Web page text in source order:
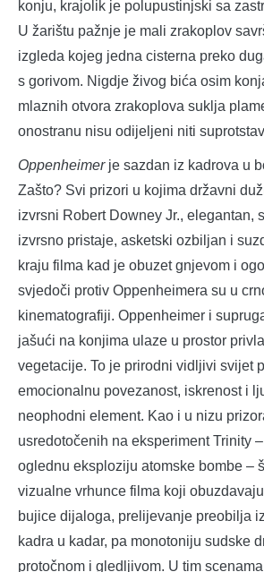
konju, krajolik je polupustinjski sa
U žarištu pažnje je mali zrakoplov
izgleda kojeg jedna cisterna preko
s gorivom. Nigdje živog bića osim
mlaznih otvora zrakoplova suklja
onostranu nisu odijeljeni niti
Oppenheimerje sazdan iz kadrova u
Zašto? Svi prizori u kojima državni
izvrsni Robert Downey Jr., elegantan,
izvrsno pristaje, asketski ozbiljan i
kraju filma kad je obuzet gnjevom i
svjedoči protiv Oppenheimera su u
kinematografiji. Oppenheimer i
jašući na konjima ulaze u prostor
vegetacije. To je prirodni vidljivi svijet
emocionalnu povezanost, iskrenost i
neophodni element. Kao i u nizu
usredotočenih na eksperiment Trinity
oglednu eksploziju atomske bombe –
vizualne vrhunce filma koji
bujice dijaloga, prelijevanje preobilja
kadra u kadar, pa monotoniju sudske
protočnom i gledljivom. U tim